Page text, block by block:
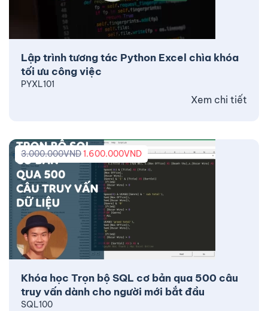
Lập trình tương tác Python Excel chìa khóa
tối ưu công việc
PYXL101
Xem chi tiết
Khóa học Trọn bộ SQL cơ bản qua 500 câu
truy vấn dành cho người mới bắt đầu
3.000.000VND1.600.000VND
SQL100